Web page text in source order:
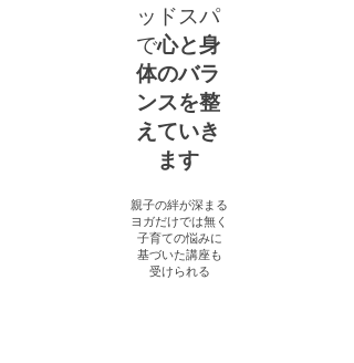
ッドスパ
で心と身
体のバラ
ンスを整
えていき
ます
親子の絆が深まる
ヨガだけでは無く
子育ての悩みに
基づいた講座も
受けられる